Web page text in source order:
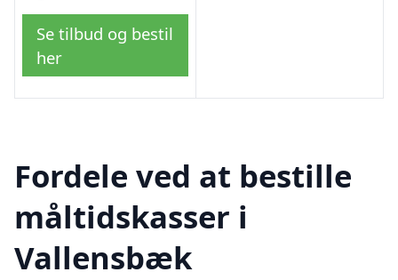
Se tilbud og bestil
her
Fordele ved at bestille
måltidskasser i
Vallensbæk